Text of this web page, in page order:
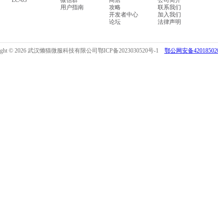
用户指南
攻略
开发者中心
论坛
联系我们
加入我们
法律声明
© 2026 武汉懒猫微服科技有限公司鄂ICP备2023030520号-1 鄂公网安备